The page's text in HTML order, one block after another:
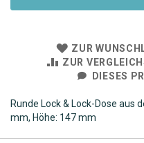
ZUR
ZUR
DIESES
Runde Lock & Lock-Dose aus
mm, Höhe: 147 mm